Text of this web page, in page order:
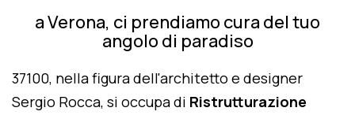
a Verona, ci prendiamo cura del tuo
angolo di paradiso
37100, nella figura dell'architetto e designer
Sergio Rocca, si occupa di Ristrutturazione